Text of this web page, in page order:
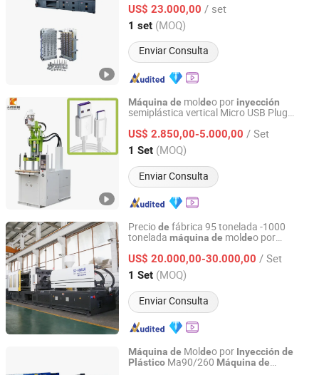
US$ 23.000,00 / set
1 set (MOQ)
Enviar Consulta
Desde 2023
Máquina de moldeo por inyección
semiplástica vertical Micro USB Plug
US$ 2.850,00-5.000,00 / Set
1 Set (MOQ)
Enviar Consulta
Dongguan Tiancheng Machinery Co., Ltd
Guangdong, China Desde 2023
Preciode fábrica 95 tonelada -1000
tonelada máquina de moldeo por
US$ 20.000,00-30.000,00 / Set
1 Set (MOQ)
Enviar Consulta
Zhangjiagang Shenzhou Machinery Co., Ltd.
Jiangsu, China Desde 2006
Máquina de Moldeo por Inyección de
Plástico Ma90/260 Máquina de
Dongguan Xintengdong Machinery Equipment Co., Ltd.